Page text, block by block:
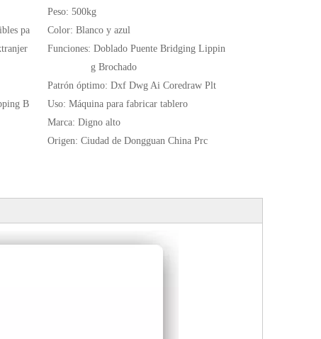
Peso: 500kg
pa
Color: Blanco y azul
Funciones: Doblado Puente Bridging Lippin
g Brochado
Patrón óptimo: Dxf Dwg Ai Coredraw Plt
B
Uso: Máquina para fabricar tablero
Marca: Digno alto
Origen: Ciudad de Dongguan China Prc